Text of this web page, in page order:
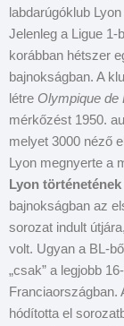
labdarúgóklub
Jelenleg a Ligue
korábban hétszer
bajnokságban. A
létre Olympique de
mérkőzést 1950.
melyet 3000 néző
Lyon megnyerte a
Lyon
bajnokságban az
sorozat indult
volt. Ugyan a BL-
„csak” a legjobb
Franciaországban.
hódította el